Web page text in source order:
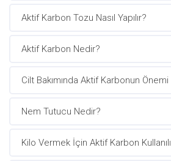
Aktif Karbon Tozu Nasıl Yapılır?
Aktif Karbon Nedir?
Cilt Bakımında Aktif Karbonun
Nem Tutucu Nedir?
Kilo Vermek İçin Aktif Karbon